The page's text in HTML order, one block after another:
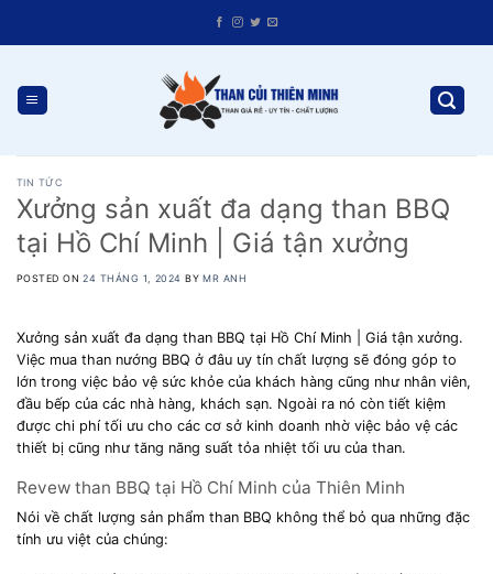
TIN TỨC
Xưởng sản xuất đa dạng than BBQ
tại Hồ Chí Minh | Giá tận xưởng
POSTED ON24 THÁNG 1, 2024 BY MR ANH
Xưởng sản xuất đa dạng than BBQ tại Hồ Chí Minh | Giá tận xưởng.
Việc mua than nướng BBQ ở đâu uy tín chất lượng sẽ đóng góp to
lớn trong việc bảo vệ sức khỏe của khách hàng cũng như nhân viên,
đầu bếp của các nhà hàng, khách sạn. Ngoài ra nó còn tiết kiệm
được chi phí tối ưu cho các cơ sở kinh doanh nhờ việc bảo vệ các
thiết bị cũng như tăng năng suất tỏa nhiệt tối ưu của than.
Revew than BBQ tại Hồ Chí Minh của Thiên Minh
Nói về chất lượng sản phẩm than BBQ không thể bỏ qua những đặc
tính ưu việt của chúng: